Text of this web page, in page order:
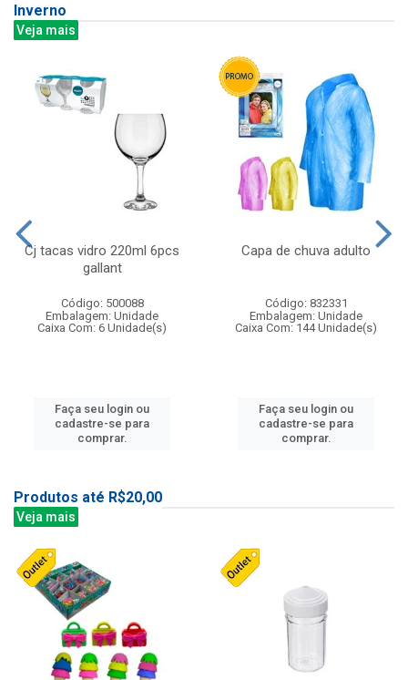
Inverno
Veja mais
Cj tacas vidro 220ml 6pcs
gallant
Código: 500088
Embalagem: Unidade
Caixa Com: 6 Unidade(s)
Faça seu login ou
cadastre-se para
comprar.
Capa de chuva adulto
Código: 832331
Embalagem: Unidade
Caixa Com: 144 Unidade(s)
Faça seu login ou
cadastre-se para
comprar.
Produtos até R$20,00
Veja mais